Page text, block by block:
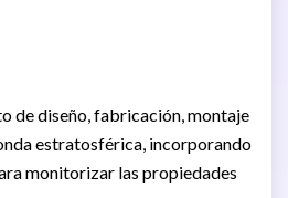
de diseño, fabricación, montaje
estratosférica, incorporando
monitorizar las propiedades